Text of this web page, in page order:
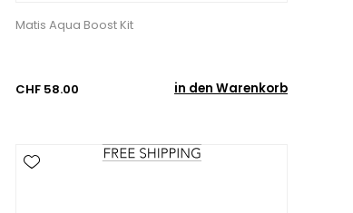
Matis Aqua Boost Kit
CHF 58.00 in den Warenkorb